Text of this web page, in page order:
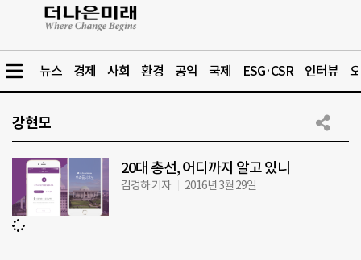
뉴스 경제 사회 환경 공익 국제 ESG·CSR 인터뷰
강현모
20대 총선, 어디까지 알고 있니
김경하 기자 2016년 3월 29일